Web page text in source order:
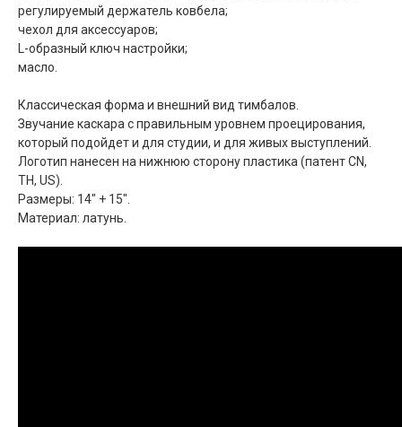
регулируемый держатель ковбела;
чехол для аксессуаров;
L-образный ключ настройки;
масло.
Классическая форма и внешний вид тимбалов.
Звучание каскара с правильным уровнем проецирования,
который подойдет и для студии, и для живых выступлений.
Логотип нанесен на нижнюю сторону пластика (патент CN,
TH, US).
Размеры: 14" + 15".
Материал: латунь.